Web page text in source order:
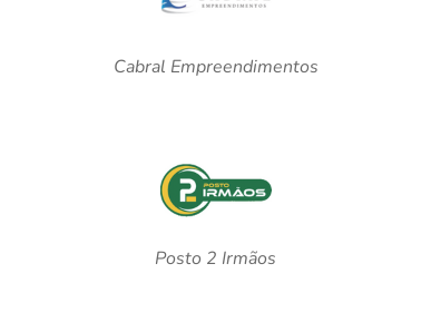
Cabral Empreendimentos
Posto 2 Irmãos